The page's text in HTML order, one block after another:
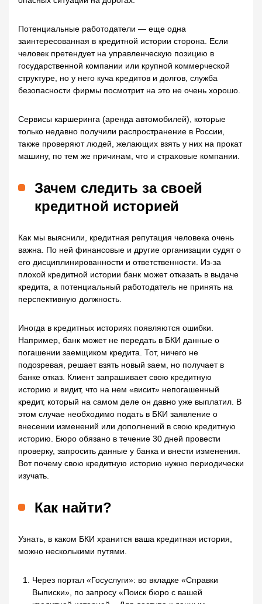
Потенциальные работодатели — еще одна
заинтересованная в кредитной истории сторона. Если
человек претендует на управленческую позицию в
государственной компании или крупной коммерческой
структуре, но у него куча кредитов и долгов, служба
безопасности фирмы посмотрит на это не очень хорошо.
Сервисы каршеринга (аренда автомобилей), которые
только недавно получили распространение в России,
также проверяют людей, желающих взять у них на прокат
машину, по тем же причинам, что и страховые компании.
Зачем следить за своей
кредитной историей
Как мы выяснили, кредитная репутация человека очень
важна. По ней финансовые и другие организации судят о
его дисциплинированности и ответственности. Из-за
плохой кредитной истории банк может отказать в выдаче
кредита, а потенциальный работодатель не принять на
перспективную должность.
Иногда в кредитных историях появляются ошибки.
Например, банк может не передать в БКИ данные о
погашении заемщиком кредита. Тот, ничего не
подозревая, решает взять новый заем, но получает в
банке отказ. Клиент запрашивает свою кредитную
историю и видит, что на нем «висит» непогашенный
кредит, который на самом деле он давно уже выплатил. В
этом случае необходимо подать в БКИ заявление о
внесении изменений или дополнений в свою кредитную
историю. Бюро обязано в течение 30 дней провести
проверку, запросить данные у банка и внести изменения.
Вот почему свою кредитную историю нужно периодически
изучать.
Как найти?
Узнать, в каком БКИ хранится ваша кредитная история,
можно несколькими путями.
Через портал «Госуслуги»: во вкладке «Справки
Выписки», по запросу «Поиск бюро с вашей